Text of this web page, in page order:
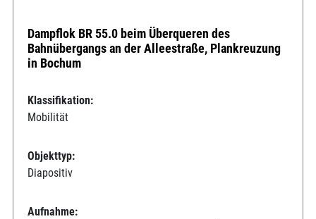
Dampflok BR 55.0 beim Überqueren des
Bahnübergangs an der Alleestraße, Plankreuzung
in Bochum
Klassifikation:
Mobilität
Objekttyp:
Diapositiv
Aufnahme: